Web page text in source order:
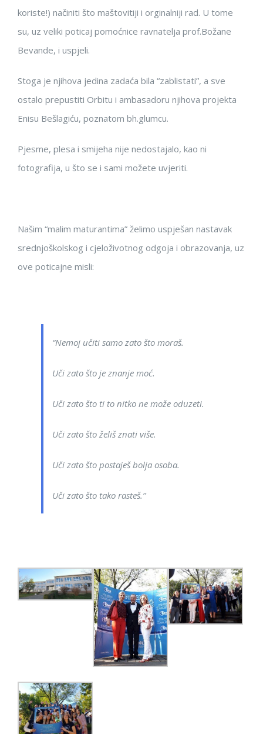
koriste!) načiniti što maštovitiji i orginalniji rad. U tome
su, uz veliki poticaj pomoćnice ravnatelja prof.Božane
Bevande, i uspjeli.
Stoga je njihova jedina zadaća bila “zablistati”, a sve
ostalo prepustiti Orbitu i ambasadoru njihova projekta
Enisu Bešlagiću, poznatom bh.glumcu.
Pjesme, plesa i smijeha nije nedostajalo, kao ni
fotografija, u što se i sami možete uvjeriti.
Našim “malim maturantima” želimo uspješan nastavak
srednjoškolskog i cjeloživotnog odgoja i obrazovanja, uz
ove poticajne misli:
“Nemoj učiti samo zato što moraš.
Uči zato što je znanje moć.
Uči zato što ti to nitko ne može oduzeti.
Uči zato što želiš znati više.
Uči zato što postaješ bolja osoba.
Uči zato što tako rasteš.”